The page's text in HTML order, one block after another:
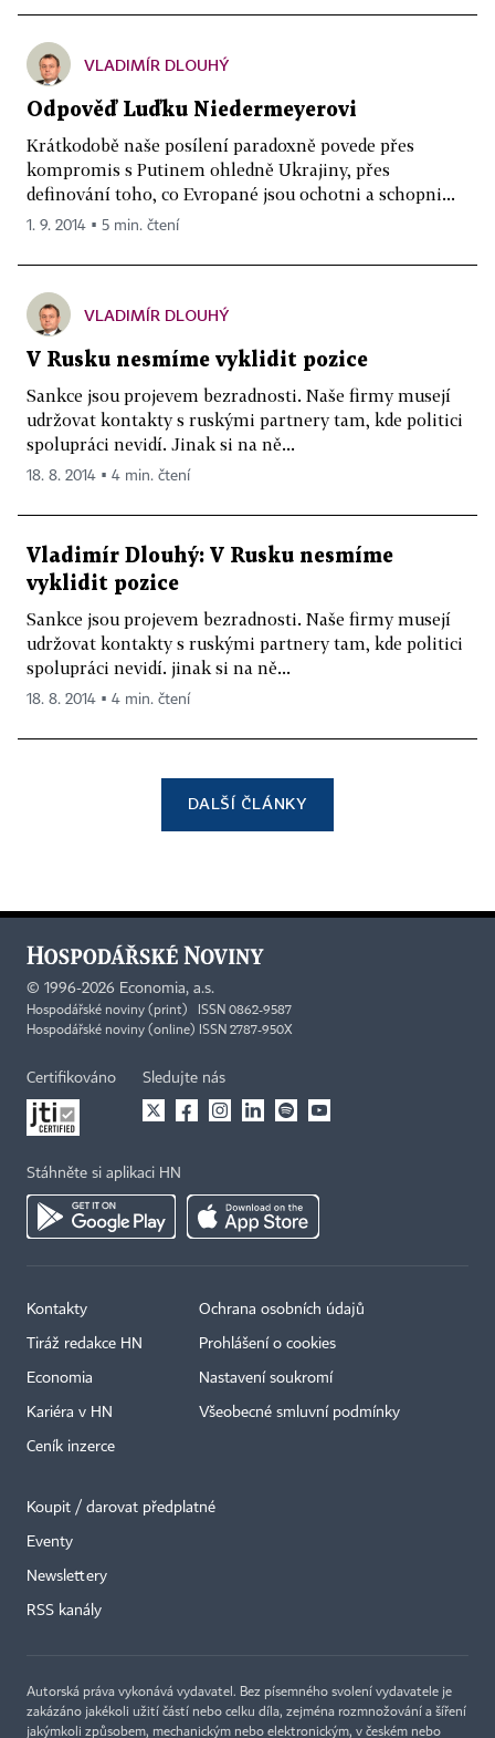
VLADIMÍR DLOUHÝ
Odpověď Luďku Niedermeyerovi
Krátkodobě naše posílení paradoxně povede přes
kompromis s Putinem ohledně Ukrajiny, přes
definování toho, co Evropané jsou ochotni a schopni...
1. 9. 2014 ▪ 5 min. čtení
VLADIMÍR DLOUHÝ
V Rusku nesmíme vyklidit pozice
Sankce jsou projevem bezradnosti. Naše firmy musejí
udržovat kontakty s ruskými partnery tam, kde politici
spolupráci nevidí. Jinak si na ně...
18. 8. 2014 ▪ 4 min. čtení
Vladimír Dlouhý: V Rusku nesmíme
vyklidit pozice
Sankce jsou projevem bezradnosti. Naše firmy musejí
udržovat kontakty s ruskými partnery tam, kde politici
spolupráci nevidí. jinak si na ně...
18. 8. 2014 ▪ 4 min. čtení
DALŠÍ ČLÁNKY
© 1996-2026 Economia, a.s.
Hospodářské noviny (print) ISSN 0862-9587
Hospodářské noviny (online) ISSN 2787-950X
Certifikováno Sledujte nás
Stáhněte si aplikaci HN
Kontakty
Tiráž redakce HN
Economia
Kariéra v HN
Ceník inzerce
Ochrana osobních údajů
Prohlášení o cookies
Nastavení soukromí
Všeobecné smluvní podmínky
Koupit / darovat předplatné
Eventy
Newslettery
RSS kanály
Autorská práva vykonává vydavatel. Bez písemného svolení vydavatele je
zakázáno jakékoli užití částí nebo celku díla, zejména rozmnožování a šíření
jakýmkoli způsobem, mechanickým nebo elektronickým, v českém nebo